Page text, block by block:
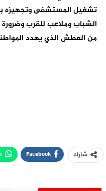
تشغيل المستشفى وتجهيزه
الشباب وملاعب للقرب
من العطش الذي يهدد
شارك Facebook